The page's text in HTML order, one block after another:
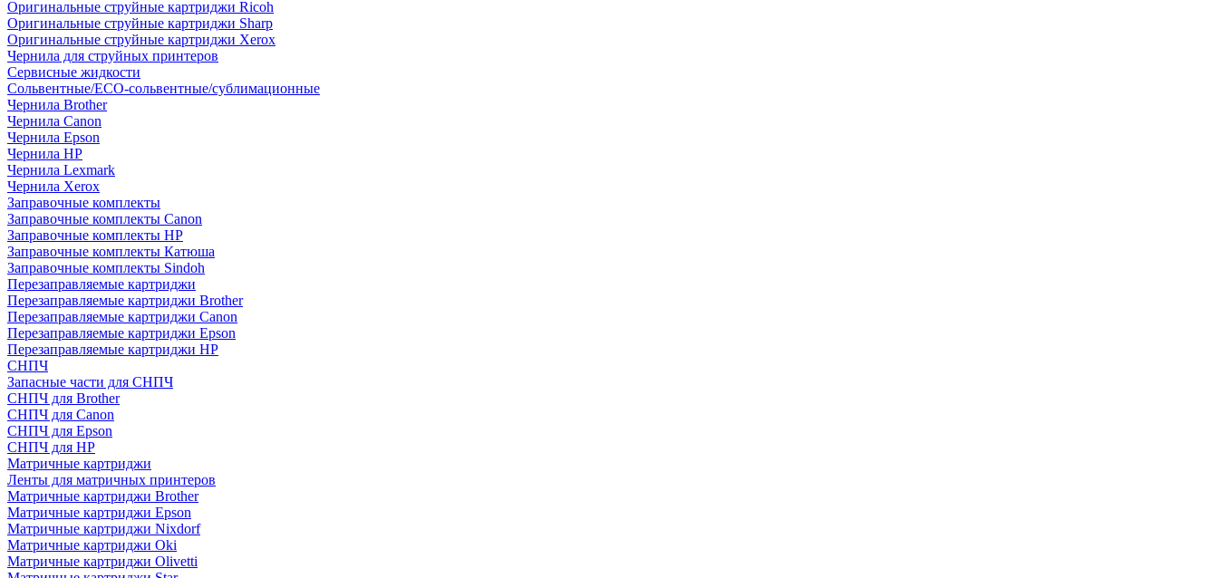
Оригинальные струйные картриджи Ricoh
Оригинальные струйные картриджи Sharp
Оригинальные струйные картриджи Xerox
Чернила для струйных принтеров
Сервисные жидкости
Сольвентные/ECO-сольвентные/сублимационные
Чернила Brother
Чернила Canon
Чернила Epson
Чернила HP
Чернила Lexmark
Чернила Xerox
Заправочные комплекты
Заправочные комплекты Canon
Заправочные комплекты HP
Заправочные комплекты Катюша
Заправочные комплекты Sindoh
Перезаправляемые картриджи
Перезаправляемые картриджи Brother
Перезаправляемые картриджи Canon
Перезаправляемые картриджи Epson
Перезаправляемые картриджи HP
СНПЧ
Запасные части для СНПЧ
СНПЧ для Brother
СНПЧ для Canon
СНПЧ для Epson
СНПЧ для HP
Матричные картриджи
Ленты для матричных принтеров
Матричные картриджи Brother
Матричные картриджи Epson
Матричные картриджи Nixdorf
Матричные картриджи Oki
Матричные картриджи Olivetti